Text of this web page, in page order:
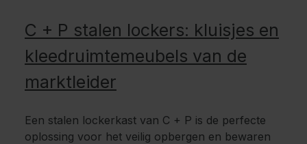
C + P stalen lockers: kluisjes en
kleedruimtemeubels van de
marktleider
Een stalen lockerkast van C + P is de perfecte
oplossing voor het veilig opbergen en bewaren